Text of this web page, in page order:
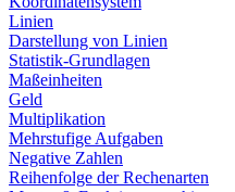
Linien
Darstellung von Linien
Statistik-Grundlagen
Maßeinheiten
Geld
Multiplikation
Mehrstufige Aufgaben
Negative Zahlen
Reihenfolge der Rechenarten